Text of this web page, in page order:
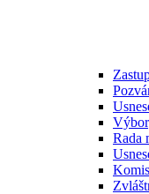
Rada